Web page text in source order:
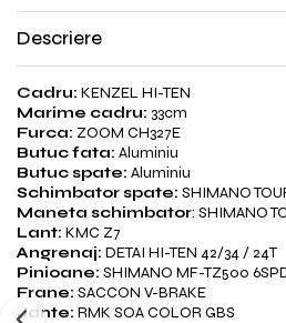
Descriere
Cadru: KENZEL HI-TEN
Marime cadru: 33cm
Furca: ZOOM CH327E
Butuc fata: Aluminiu
Butuc spate: Aluminiu
Schimbator spate: SHIMANO
Maneta schimbator: SHIMANO
Lant: KMC Z7
Angrenaj: DETAI HI-TEN 42/34 / 24T
Pinioane: SHIMANO MF-TZ500
Frane: SACCON V-BRAKE
Jante: RMK SOA COLOR GBS